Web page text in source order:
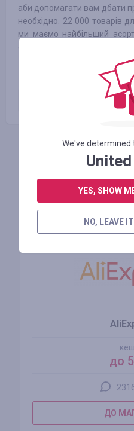
аби допомагати вам дбати
необхідно. 22 000 товарів
ми маємо найбільший
отримували все за вашим
Оплачене
АВТОРИЗУЙТЕСЬ,
Схожі
до
ДО
We've determined
YES, SHOW
NO, LEAVE